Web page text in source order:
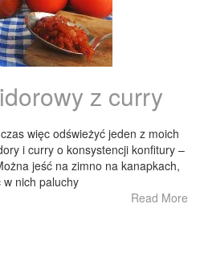
z curry
więc odświeżyć jeden z moich
i curry o konsystencji konfitury –
jeść na zimno na kanapkach,
w nich paluchy
Read More